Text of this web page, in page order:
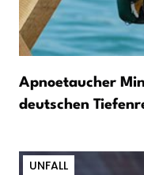
Apnoetaucher
deutschen
UNFALL